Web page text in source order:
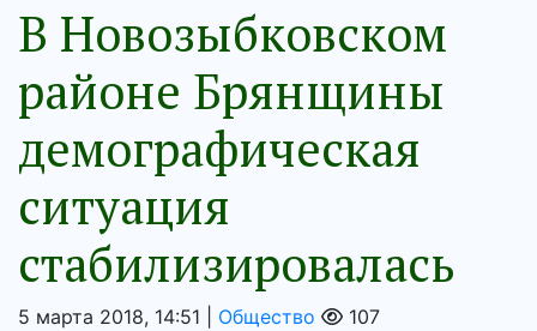
В Новозыбковском
районе Брянщины
демографическая
ситуация
стабилизировалась
5 марта 2018, 14:51 | Общество 107